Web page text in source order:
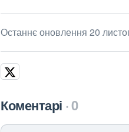
Останнє оновлення 20
Коментарі 0